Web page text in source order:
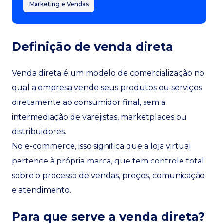
Marketing e Vendas
Definição de venda direta
Venda direta é um modelo de comercialização no
qual a empresa vende seus produtos ou serviços
diretamente ao consumidor final, sem a
intermediação de varejistas, marketplaces ou
distribuidores.
No e-commerce, isso significa que a loja virtual
pertence à própria marca, que tem controle total
sobre o processo de vendas, preços, comunicação
e atendimento.
Para que serve a venda direta?